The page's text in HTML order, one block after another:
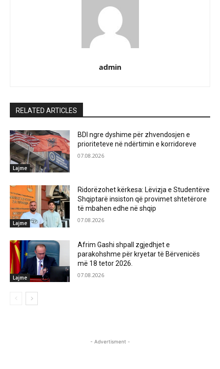
admin
RELATED ARTICLES
Lajme
BDI ngre dyshime për zhvendosjen e
prioriteteve në ndërtimin e korridoreve
07.08.2026
Lajme
Ridorëzohet kërkesa: Lëvizja e Studentëve
Shqiptarë insiston që provimet shtetërore
të mbahen edhe në shqip
07.08.2026
Lajme
Afrim Gashi shpall zgjedhjet e
parakohshme për kryetar të Bërvenicës
më 18 tetor 2026.
07.08.2026
- Advertisment -